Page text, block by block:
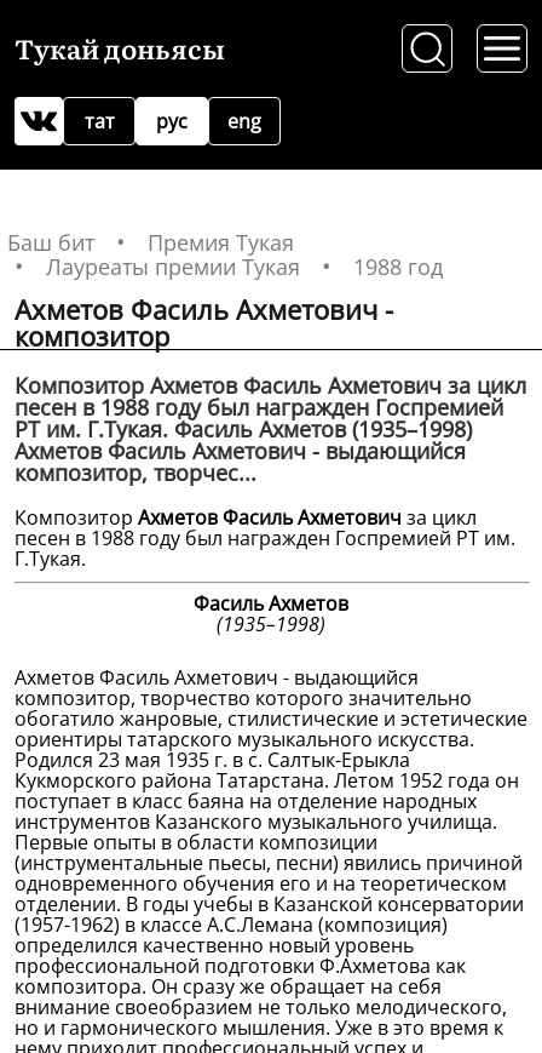
Тукай доньясы
рус
тат eng
Баш бит
Премия Тукая
Лауреаты премии Тукая
1988 год
Ахметов Фасиль Ахметович -
композитор
Композитор Ахметов Фасиль Ахметович за цикл
песен в 1988 году был награжден Госпремией
РТ им. Г.Тукая. Фасиль Ахметов (1935–1998)
Ахметов Фасиль Ахметович - выдающийся
композитор, творчес...
Композитор Ахметов Фасиль Ахметович за цикл
песен в 1988 году был награжден Госпремией РТ им.
Г.Тукая.
Фасиль Ахметов
(1935–1998)
Ахметов Фасиль Ахметович - выдающийся
композитор, творчество которого значительно
обогатило жанровые, стилистические и эстетические
ориентиры татарского музыкального искусства.
Родился 23 мая 1935 г. в с. Салтык-Ерыкла
Кукморского района Татарстана. Летом 1952 года он
поступает в класс баяна на отделение народных
инструментов Казанского музыкального училища.
Первые опыты в области композиции
(инструментальные пьесы, песни) явились причиной
одновременного обучения его и на теоретическом
отделении. В годы учебы в Казанской консерватории
(1957-1962) в классе А.С.Лемана (композиция)
определился качественно новый уровень
профессиональной подготовки Ф.Ахметова как
композитора. Он сразу же обращает на себя
внимание своеобразием не только мелодического,
но и гармонического мышления. Уже в это время к